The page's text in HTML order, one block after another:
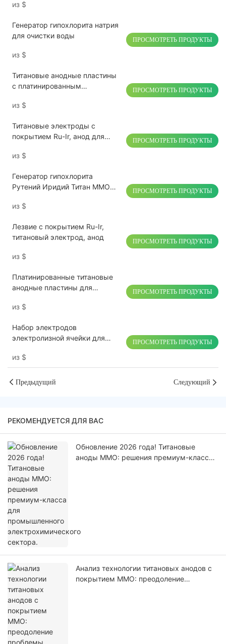
из $
Генератор гипохлорита натрия
для очистки воды
из $
ПРОСМОТРЕТЬ ПРОДУКТЫ
Титановые анодные пластины
с платинированным
водородной воды
из $
ПРОСМОТРЕТЬ ПРОДУКТЫ
Титановые электроды с
покрытием Ru-Ir, анод для
овощей, стерилизатор
из $
ПРОСМОТРЕТЬ ПРОДУКТЫ
Генератор гипохлорита
Рутений Иридий Титан ММО
из $
ПРОСМОТРЕТЬ ПРОДУКТЫ
Лезвие с покрытием Ru-Ir,
титановый электрод, анод
из $
ПРОСМОТРЕТЬ ПРОДУКТЫ
Платинированные титановые
анодные пластины для
из $
ПРОСМОТРЕТЬ ПРОДУКТЫ
Набор электродов
электролизной ячейки для
натрия
из $
ПРОСМОТРЕТЬ ПРОДУКТЫ
Предыдущий Следующий
РЕКОМЕНДУЕТСЯ ДЛЯ ВАС
Обновление 2026 года! Титановые
аноды MMO: решения премиум-класса
Анализ технологии титановых анодов с
покрытием MMO: преодоление